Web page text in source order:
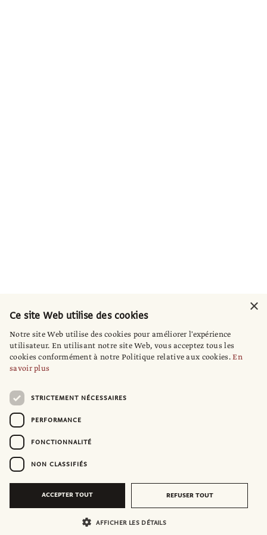
×
Ce site Web utilise des cookies
Notre site Web utilise des cookies pour améliorer l'expérience
utilisateur. En utilisant notre site Web, vous acceptez tous les
cookies conformément à notre Politique relative aux cookies.En
savoir plus
STRICTEMENT NÉCESSAIRES
PERFORMANCE
FONCTIONNALITÉ
NON CLASSIFIÉS
ACCEPTER TOUT REFUSER TOUT
AFFICHER LES DÉTAILS